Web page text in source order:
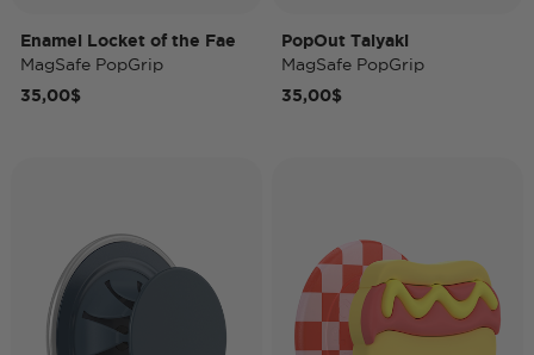
Enamel Locket of the Fae
MagSafe PopGrip
35,00$
PopOut Taiyaki
MagSafe PopGrip
35,00$